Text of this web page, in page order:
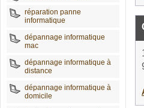
réparation panne
informatique
dépannage informatique
mac
dépannage informatique à
distance
dépannage informatique à
domicile